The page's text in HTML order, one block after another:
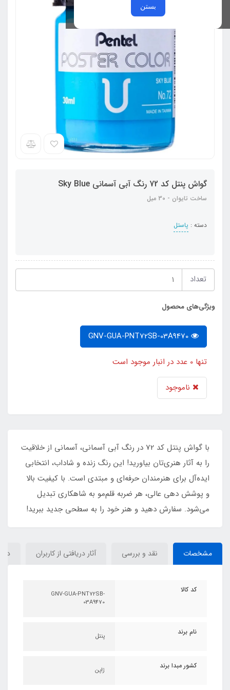
بستن
گواش پنتل کد 72 رنگ آبی آسمانی Sky Blue
ساخت تایوان - 30 میل
دسته : پاستل
تعداد
ویژگی‌های محصول
تنها 0 عدد در انبار موجود است
ناموجود
با گواش پنتل کد 72 در رنگ آبی آسمانی، آسمانی از خلاقیت
را به آثار هنری‌تان بیاورید! این رنگ زنده و شاداب، انتخابی
ایده‌آل برای هنرمندان حرفه‌ای و مبتدی است. با کیفیت بالا
و پوشش دهی عالی، هر ضربه قلم‌مو به شاهکاری تبدیل
می‌شود. سفارش دهید و هنر خود را به سطحی جدید ببرید!
مشخصات نقد و بررسی آثار دریافتی از کاربران
کد کالا
GNV-GUA-PNT72SB-
03A9470
نام برند پنتل
کشور مبدا برند ژاپن